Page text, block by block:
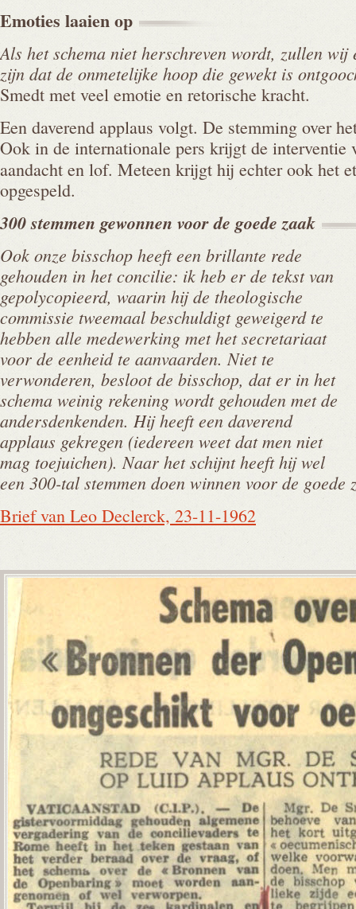
Emoties laaienop
Als het schema niet herschreven wordt, zullen
zijn dat de onmetelijke hoop die gewekt is
Smedt met veel emotie en retorische kracht.
Een daverend applaus volgt. De stemming over
Ook in de internationale pers krijgt de interventie
aandacht en lof. Meteen krijgt hij echter ook het
opgespeld.
300 stemmen gewonnen voor de goedezaak
Ook onze bisschop heeft een brillante rede
gehouden in het concilie: ik heb er de tekst van
gepolycopieerd, waarin hij de theologische
commissie tweemaal beschuldigt geweigerd te
hebben alle medewerking met het secretariaat
voor de eenheid te aanvaarden. Niet te
verwonderen, besloot de bisschop, dat er in het
schema weinig rekening wordt gehouden met de
andersdenkenden. Hij heeft een daverend
applaus gekregen (iedereen weet dat men niet
mag toejuichen). Naar het schijnt heeft hij wel
een 300-tal stemmen doen winnen voor de goede
Brief van Leo Declerck, 23-11-1962